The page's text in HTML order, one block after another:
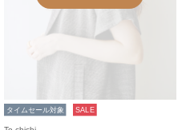
タイムセール対象 SALE